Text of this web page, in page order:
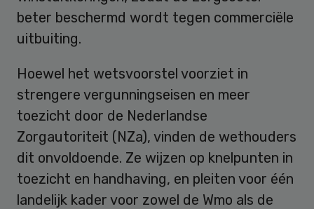
beter beschermd wordt tegen commerciële
uitbuiting.
Hoewel het wetsvoorstel voorziet in
strengere vergunningseisen en meer
toezicht door de Nederlandse
Zorgautoriteit (NZa), vinden de wethouders
dit onvoldoende. Ze wijzen op knelpunten in
toezicht en handhaving, en pleiten voor één
landelijk kader voor zowel de Wmo als de